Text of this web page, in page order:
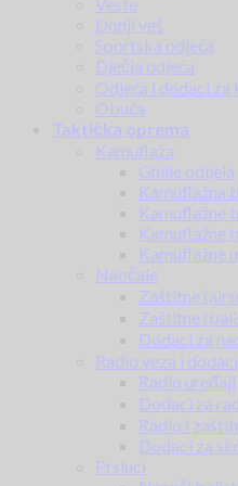
Donji veš
Sportska odjeća
Dječja odjeća
Odjeća i dodaci za
Obuća
Taktička oprema
Kamuflaža
Ghille odijela
Kamuflažna
Kamuflažne
Kamuflažne
Kamuflažne
Naočale
Zaštitne
Zaštitne
Dodaci za
Radio veza i dodaci
Radio uređaji
Dodaci za
Radio i
Dodaci za
Prsluci